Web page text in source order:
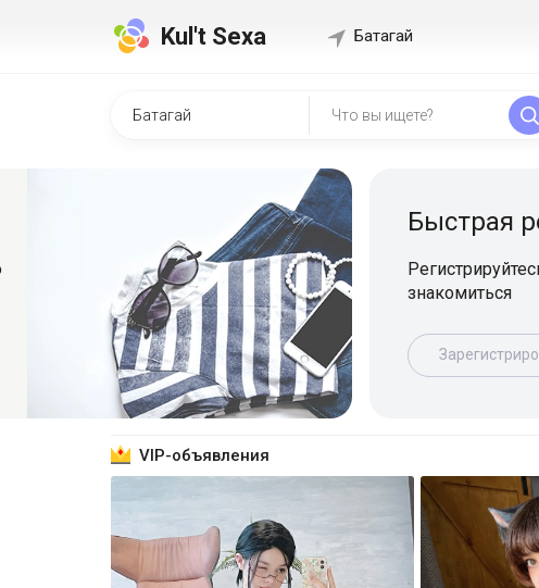
Kul't Sexa Батагай
Быстрая
знакомиться
VIP-объявления